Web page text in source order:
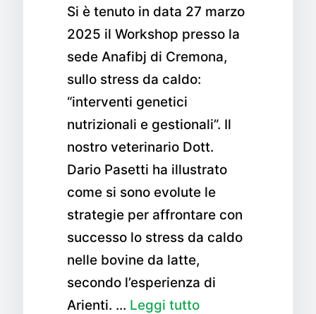
Si è tenuto in data 27 marzo
2025 il Workshop presso la
sede Anafibj di Cremona,
sullo stress da caldo:
“interventi genetici
nutrizionali e gestionali”. Il
nostro veterinario Dott.
Dario Pasetti ha illustrato
come si sono evolute le
strategie per affrontare con
successo lo stress da caldo
nelle bovine da latte,
secondo l’esperienza di
Arienti. … Leggi tutto